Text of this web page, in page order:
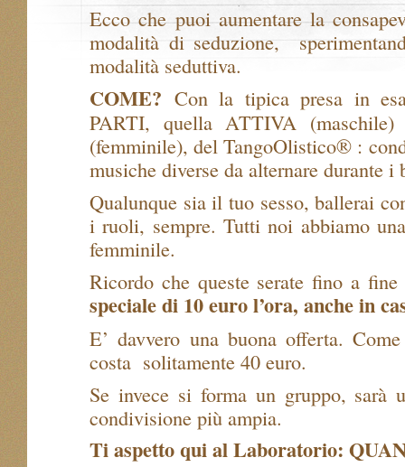
Ecco che puoi aumentare la
modalità di seduzione,
modalità seduttiva.
COME? Con la tipica presa in
PARTI, quella ATTIVA
(femminile), del TangoOlistico® :
musiche diverse da alternare durante i
Qualunque sia il tuo sesso, ballerai
i ruoli, sempre. Tutti noi abbiamo
femminile.
Ricordo che queste serate fino a fine
speciale di 10 euro l’ora, anche in
E’ davvero una buona offerta.
costa solitamente 40 euro.
Se invece si forma un gruppo, sarà
condivisione più ampia.
Ti aspetto qui al Laboratorio: